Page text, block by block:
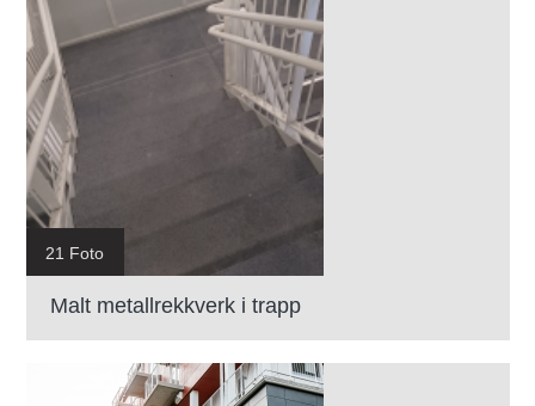
21 Foto
Malt metallrekkverk i trapp